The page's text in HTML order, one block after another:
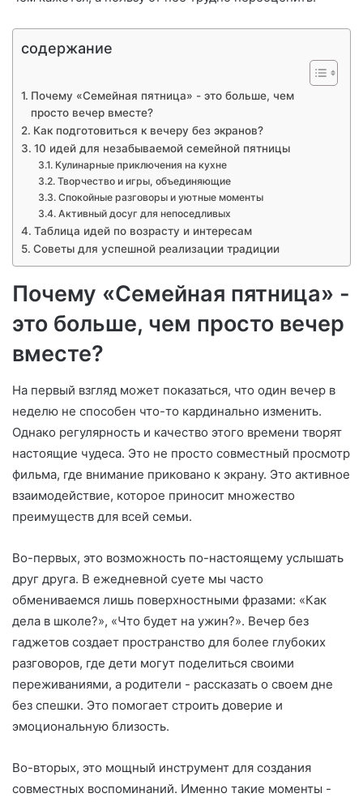
содержание
Почему «Семейная пятница» - это больше, чем
просто вечер вместе?
Как подготовиться к вечеру без экранов?
10 идей для незабываемой семейной пятницы
Кулинарные приключения на кухне
Творчество и игры, объединяющие
Спокойные разговоры и уютные моменты
Активный досуг для непоседливых
Таблица идей по возрасту и интересам
Советы для успешной реализации традиции
Почему «Семейная пятница» -
это больше, чем просто вечер
вместе?
На первый взгляд может показаться, что один вечер в
неделю не способен что-то кардинально изменить.
Однако регулярность и качество этого времени творят
настоящие чудеса. Это не просто совместный просмотр
фильма, где внимание приковано к экрану. Это активное
взаимодействие, которое приносит множество
преимуществ для всей семьи.
Во-первых, это возможность по-настоящему услышать
друг друга. В ежедневной суете мы часто
обмениваемся лишь поверхностными фразами: «Как
дела в школе?», «Что будет на ужин?». Вечер без
гаджетов создает пространство для более глубоких
разговоров, где дети могут поделиться своими
переживаниями, а родители - рассказать о своем дне
без спешки. Это помогает строить доверие и
эмоциональную близость.
Во-вторых, это мощный инструмент для создания
совместных воспоминаний. Именно такие моменты -